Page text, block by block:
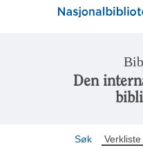
Den
Søk Verkliste